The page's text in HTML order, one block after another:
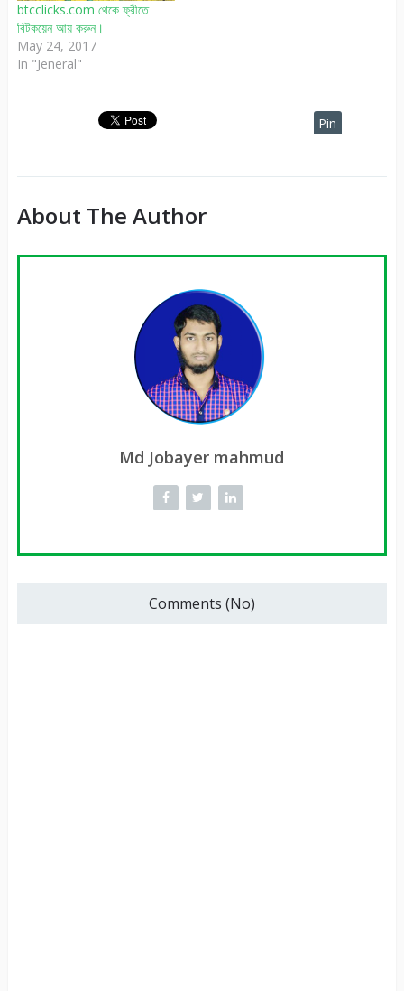
btcclicks.com থেকে ফ্রীতে
বিটকয়েন আয় করুন।
May 24, 2017
In "Jeneral"
Pin
About The Author
Md Jobayer mahmud
Comments (No)